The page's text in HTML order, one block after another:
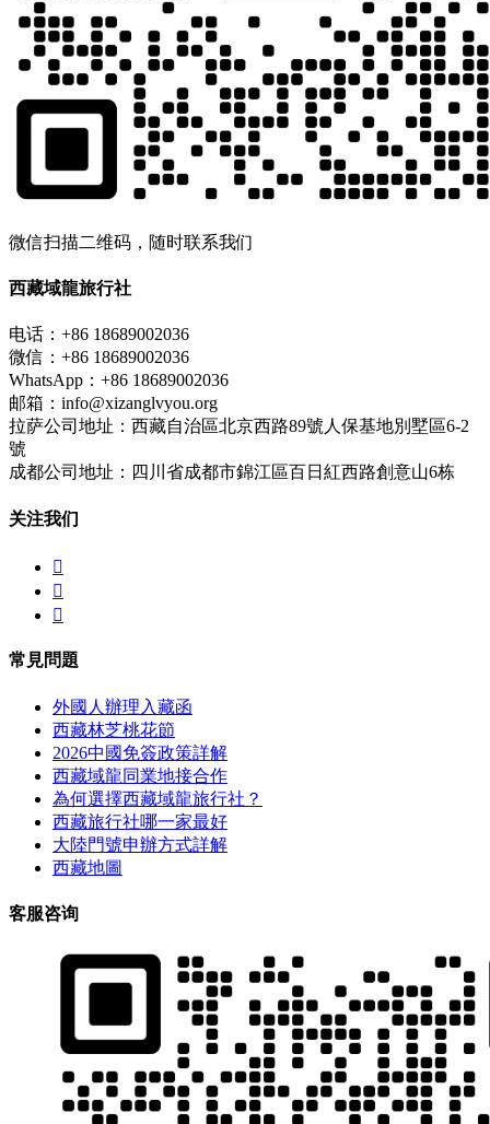
微信扫描二维码，随时联系我们
西藏域龍旅行社
电话：+86 18689002036
微信：+86 18689002036
WhatsApp：+86 18689002036
邮箱：info@xizanglvyou.org
拉萨公司地址：西藏自治區北京西路89號人保基地別墅區6-2
號
成都公司地址：四川省成都市錦江區百日紅西路創意山6栋
关注我们



常見問題
外國人辦理入藏函
西藏林芝桃花節
2026中國免簽政策詳解
西藏域龍同業地接合作
為何選擇西藏域龍旅行社？
西藏旅行社哪一家最好
大陸門號申辦方式詳解
西藏地圖
客服咨询